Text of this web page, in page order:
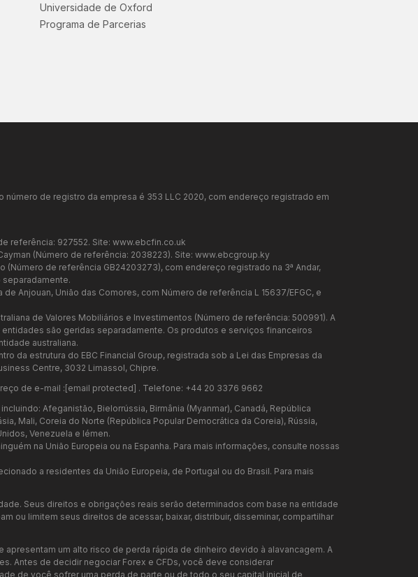
Universidade de Oxford
Programa de Parcerias
número de registro da empresa é 353 LLC 2020, com endereço registrado em
referência: 927552. Site: www.ebcfin.co.uk
(Número de referência: 2038223). Site: www.ebcgroup.ky
de referência GB24203273), com endereço registrado na 3ª Andar,
separadamente.
Anjouan, União das Comores, com Número de referência L 15637/EFGC, e
de Valores Mobiliários e Investimentos (Número de referência: 500991). A
entidades são geridas separadamente. Os produtos e serviços financeiros
australiana.
da estrutura do EBC Financial Group, registrada sob a Lei das Empresas da
Centre, 3032 Limassol, Chipre.
de e-mail : [email protected] . Telefone: +44 20 3376 9662
Afeganistão, Bielorrússia, Birmânia (Myanmar), Canadá, República
Mali, Coreia do Norte (República Popular Democrática da Coreia), Rússia,
Venezuela e Iémen.
na União Europeia ou na Espanha. Para mais informações, consulte nossas
a residentes da União Europeia, de Portugal ou do Brasil. Para mais
Seus direitos e obrigações reais serão determinados com base na entidade
ou limitem seus direitos de acessar, baixar, distribuir, disseminar, compartilhar
um alto risco de perda rápida de dinheiro devido à alavancagem. A
Antes de decidir negociar Forex e CFDs, você deve considerar
de você sofrer uma perda de parte ou de todo o seu capital inicial de